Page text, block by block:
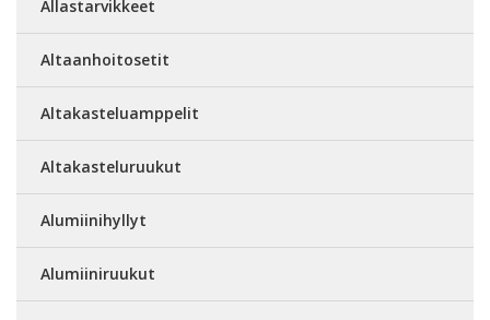
Allastarvikkeet
Altaanhoitosetit
Altakasteluamppelit
Altakasteluruukut
Alumiinihyllyt
Alumiiniruukut